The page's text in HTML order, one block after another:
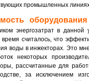
промышленных
энергозатрат в данной
время считалось, что
воды в инжекторах. Это
некоторых
рассчитанные для
за исключением